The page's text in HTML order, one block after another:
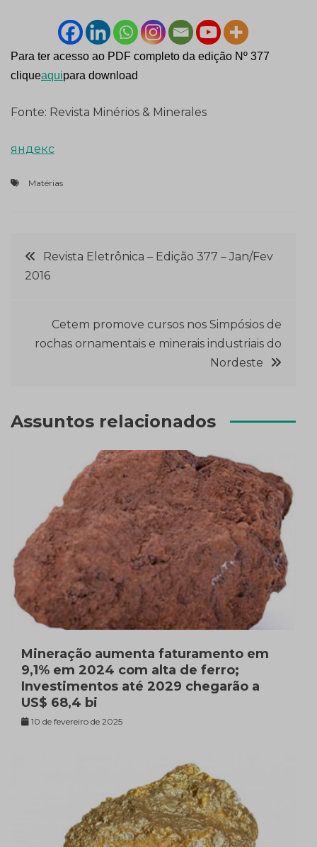
Para ter acesso ao PDF completo da edição Nº 377
cliqueaquipara download
Fonte: Revista Minérios & Minerales
яндекс
Matérias
Navegação
Post
Revista Eletrônica – Edição 377 – Jan/Fev
2016
Cetem promove cursos nos Simpósios de
rochas ornamentais e minerais industriais do
Nordeste
Assuntos relacionados
Mineração aumenta faturamento em
9,1% em 2024 com alta de ferro;
Investimentos até 2029 chegarão a
US$ 68,4 bi
10 de fevereiro de 2025